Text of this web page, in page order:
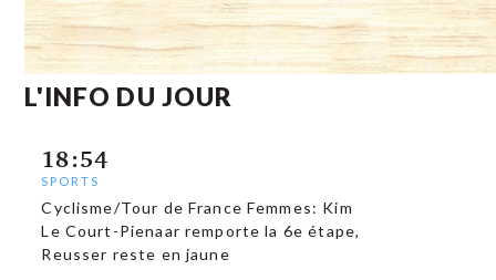
L'INFO DU JOUR
18:54
SPORTS
Cyclisme/Tour de France Femmes: Kim
Le Court-Pienaar remporte la 6e étape,
Reusser reste en jaune